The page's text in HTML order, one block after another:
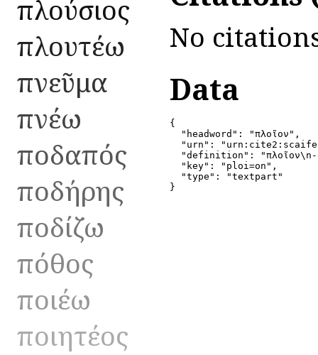
πλούσιος
πλουτέω
πνεῦμα
πνέω
ποδαπός
ποδήρης
ποδίζω
πόθος
ποιέω
ποιητέος
No
Data
{
  "headword": "πλοῖον",
"urn":
"definition":
  "key": "ploi=on",
  "type": "textpart"
}